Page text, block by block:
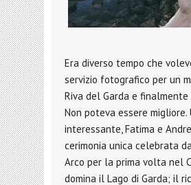
Era diverso tempo che
servizio fotografico per un
Riva del Garda e
Non poteva essere migliore.
interessante, Fatima e
cerimonia unica celebrata
Arco per la prima volta nel
domina il Lago di Garda; il